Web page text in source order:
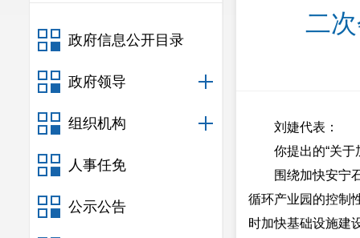
政府信息公开目录
政府领导
组织机构
人事任免
公示公告
二
刘婕代表：
你提出的“关
围绕加快安宁
循环产业园的控制
时加快基础设施建